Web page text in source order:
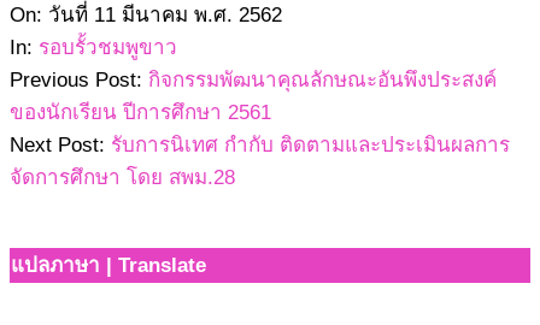
03-
11
On: วันที่ 11 มีนาคม พ.ศ. 2562
In: รอบรั้วชมพูขาว
Previous Post: กิจกรรมพัฒนาคุณลักษณะอันพึงประสงค์
ของนักเรียน ปีการศึกษา 2561
Next Post: รับการนิเทศ กำกับ ติดตามและประเมินผลการ
จัดการศึกษา โดย สพม.28
แปลภาษา | Translate